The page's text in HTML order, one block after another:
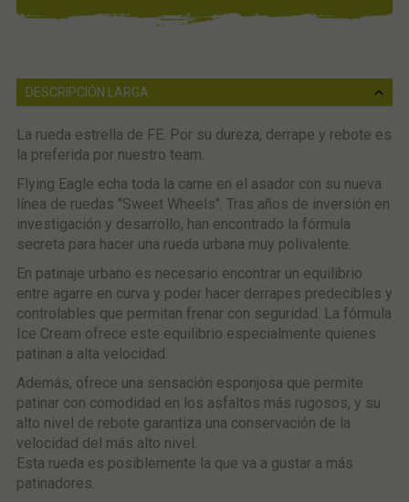
DESCRIPCIÓN LARGA
La rueda estrella de FE. Por su dureza, derrape y rebote es
la preferida por nuestro team.
Flying Eagle echa toda la carne en el asador con su nueva
línea de ruedas "Sweet Wheels". Tras años de inversión en
investigación y desarrollo, han encontrado la fórmula
secreta para hacer una rueda urbana muy polivalente.
En patinaje urbano es necesario encontrar un equilibrio
entre agarre en curva y poder hacer derrapes predecibles y
controlables que permitan frenar con seguridad. La fórmula
Ice Cream ofrece este equilibrio especialmente quienes
patinan a alta velocidad.
Además, ofrece una sensación esponjosa que permite
patinar con comodidad en los asfaltos más rugosos, y su
alto nivel de rebote garantiza una conservación de la
velocidad del más alto nivel.
Esta rueda es posiblemente la que va a gustar a más
patinadores.